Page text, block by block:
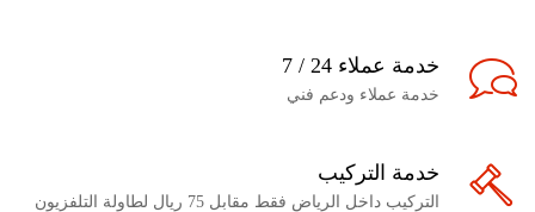
خدمة عملاء 24 / 7
خدمة عملاء ودعم فني
خدمة التركيب
التركيب داخل الرياض فقط مقابل 75 ريال لطاولة التلفزيون